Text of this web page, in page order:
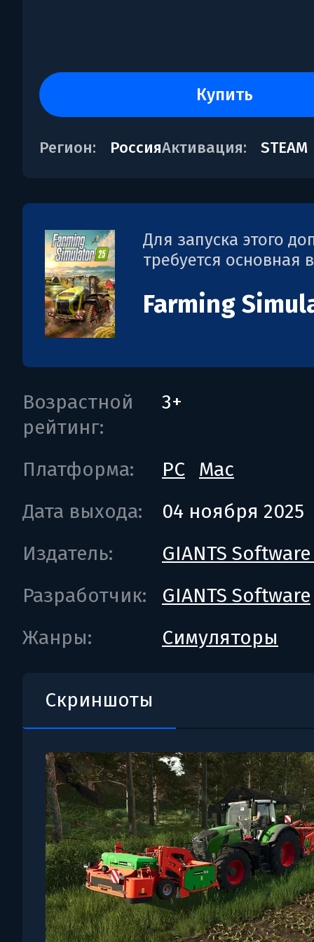
купить
Регион: РоссияАктивация: STEAM
Для запуска этого
требуется основная
Farming
Возрастной
рейтинг:
3+
Платформа: PC
Mac
Дата выхода:
04 ноября 2025
Издатель:
GIANTS
Разработчик:
GIANTS Software
Жанры:
Симуляторы
Скриншоты